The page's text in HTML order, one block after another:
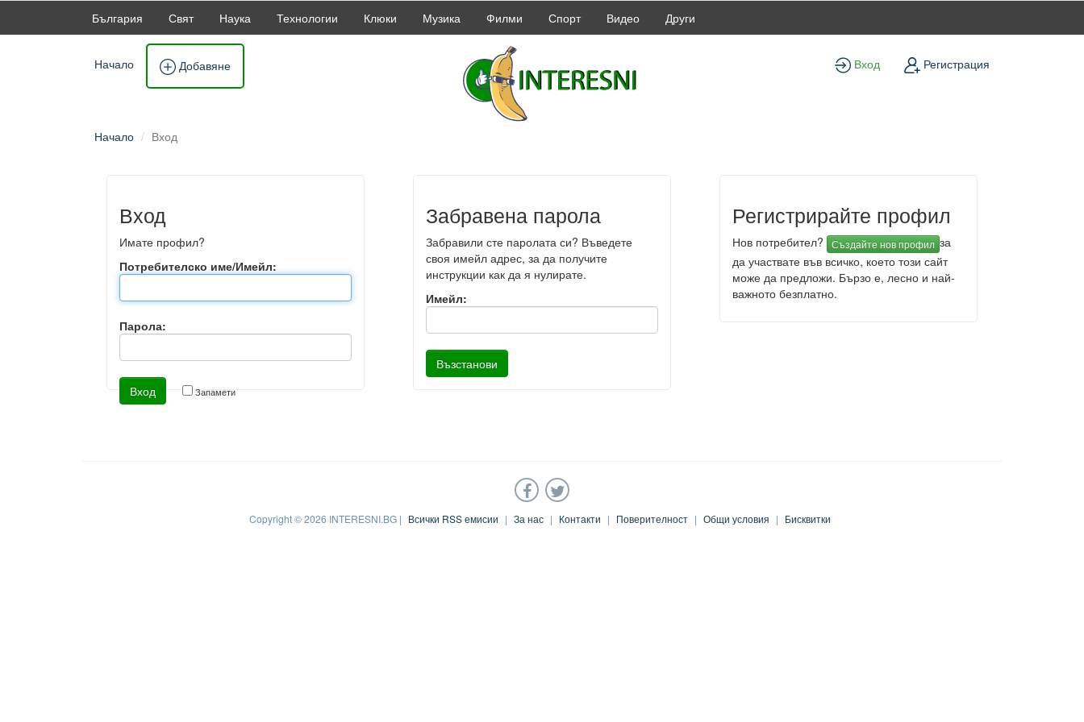
България Свят Наука Технологии Клюки Музика Филми Спорт Видео Други
Начало Регистрация
Вход
Добавяне
Начало Вход
Вход
Имате профил?
Потребителско име/Имейл:
Парола:
Запамети
Забравена парола
Забравили сте паролата си? Въведете
своя имейл адрес, за да получите
инструкции как да я нулирате.
Имейл:
Регистрирайте профил
Нов потребител? Създайте нов профил за
да участвате във всичко, което този сайт
може да предложи. Бързо е, лесно и най-
важното безплатно.
Copyright © 2026 INTERESNI.BG | Всички RSS емисии | За нас | Контакти | Поверителност | Общи условия | Бисквитки